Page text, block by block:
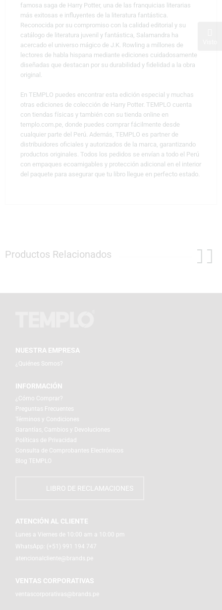
famosa saga de Harry Potter, una de las franquicias literarias
más exitosas e influyentes de la literatura fantástica.
Reconocida por su compromiso con la calidad editorial y su
catálogo de literatura juvenil y fantástica, Salamandra ha
acercado el universo mágico de J.K. Rowling a millones de
lectores de habla hispana mediante ediciones cuidadosamente
diseñadas que destacan por su durabilidad y fidelidad a la obra
original.
En TEMPLO puedes encontrar esta edición especial y muchas
otras ediciones de colección de Harry Potter. TEMPLO cuenta
con tiendas físicas y también con su tienda online en
templo.com.pe, donde puedes comprar fácilmente desde
cualquier parte del Perú. Además, TEMPLO es partner de
distribuidores oficiales y autorizados de la marca, garantizando
productos originales. Todos los pedidos se envían a todo el Perú
con empaques ecoamigables y protección adicional en el interior
del paquete para asegurar que tu libro llegue en perfecto estado.
Productos Relacionados
NUESTRA EMPRESA
¿Quiénes Somos?
INFORMACIÓN
¿Cómo Comprar?
Preguntas Frecuentes
Términos y Condiciones
Garantías, Cambios y Devoluciones
Políticas de Privacidad
Consulta de Comprobantes Electrónicos
Blog TEMPLO
LIBRO DE RECLAMACIONES
ATENCIÓN AL CLIENTE
Lunes a Viernes de 10:00 am a 10:00 pm
WhatsApp: (+51) 991 194 747
atencionalcliente@brands.pe
VENTAS CORPORATIVAS
ventascorporativas@brands.pe